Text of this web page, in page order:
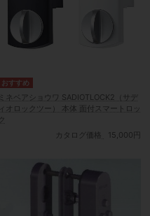
ミネベアショウワ SADIOTLOCK2（サデ
ィオロックツー） 本体 面付スマートロッ
ク
カタログ価格
15,000円